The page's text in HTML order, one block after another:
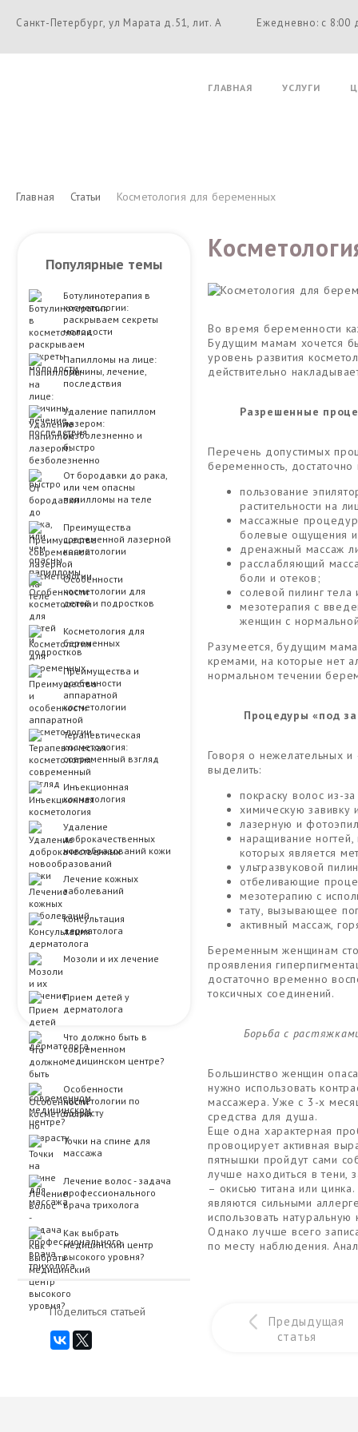
Санкт-Петербург, ул Марата д.51, лит. А Ежедневно: с 8:00
ГЛАВНАЯ УСЛУГИ
Главная Статьи Косметология для беременных
Популярные темы
Ботулинотерапия в
косметологии:
раскрываем секреты
молодости
Папилломы на лице:
причины, лечение,
последствия
Удаление папиллом
лазером:
безболезненно и
быстро
От бородавки до рака,
или чем опасны
папилломы на теле
Преимущества
современной лазерной
косметологии
Особенности
косметологии для
детей и подростков
Косметология для
беременных
Преимущества и
особенности
аппаратной
косметологии
Терапевтическая
косметология:
современный взгляд
Инъекционная
косметология
Удаление
доброкачественных
новообразований кожи
Лечение кожных
заболеваний
Консультация
дерматолога
Мозоли и их лечение
Прием детей у
дерматолога
Что должно быть в
современном
медицинском центре?
Особенности
косметологии по
возрасту
Точки на спине для
массажа
Лечение волоc - задача
профессионального
врача трихолога
Как выбрать
медицинский центр
высокого уровня?
Поделиться статьей
Во время беременности
Будущим мамам хочется
уровень развития
действительно
Разрешенные
Перечень допустимых
беременность,
пользование
растительности на
массажные
болевые ощущения
дренажный массаж
расслабляющий
боли и отеков;
солевой пилинг
мезотерапия с
женщин с
Разумеется, будущим
кремами, на которые нет
нормальном течении
Процедуры «под
Говоря о нежелательных
выделить:
покраску волос из-
химическую завивку
лазерную и
наращивание
которых является
ультразвуковой
отбеливающие
мезотерапию с
тату, вызывающее
активный массаж,
Беременным женщинам
проявления
достаточно временно
токсичных соединений.
Борьба с
Большинство женщин
нужно использовать
массажера. Уже с 3-х
средства для душа.
Еще одна характерная
провоцирует активная
пятнышки пройдут сами
лучше находиться в тени,
– окисью титана или
являются сильными
использовать натуральную
Однако лучше всего
по месту наблюдения.
Предыдущая
статья